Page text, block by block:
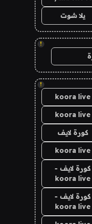
يلا شوت
!
!
koora live
koora live
كورة لايف
koora live
كورة لايف -
koora live
كورة لايف -
koora live